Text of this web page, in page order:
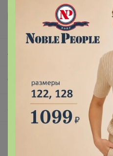
ЖЕНСКАЯ от 11,08.2025